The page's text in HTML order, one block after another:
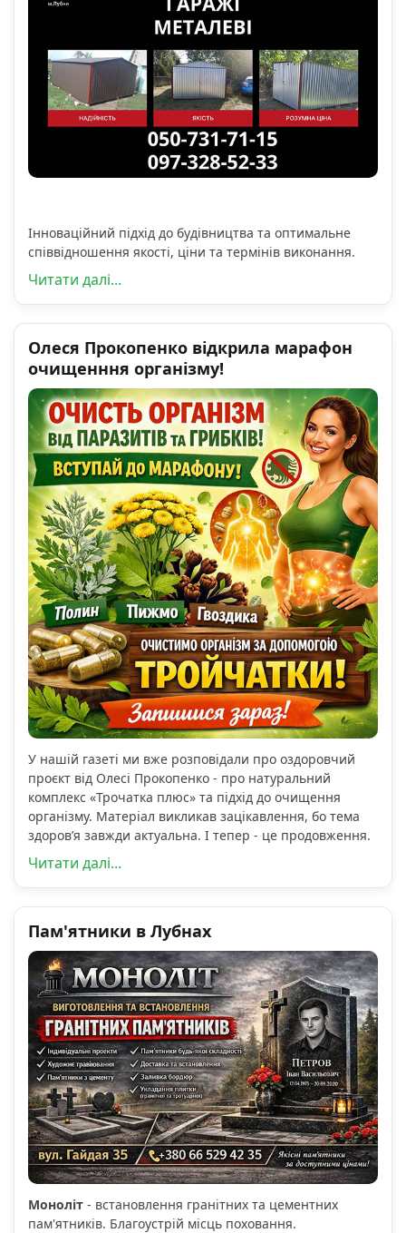
Інноваційний підхід до будівництва та оптимальне
співвідношення якості, ціни та термінів виконання.
Читати далі...
Олеся Прокопенко відкрила марафон
очищенння організму!
У нашій газеті ми вже розповідали про оздоровчий
проєкт від Олесі Прокопенко - про натуральний
комплекс «Трочатка плюс» та підхід до очищення
організму. Матеріал викликав зацікавлення, бо тема
здоров’я завжди актуальна. І тепер - це продовження.
Читати далі...
Пам'ятники в Лубнах
Моноліт - встановлення гранітних та цементних
пам'ятників. Благоустрій місць поховання.